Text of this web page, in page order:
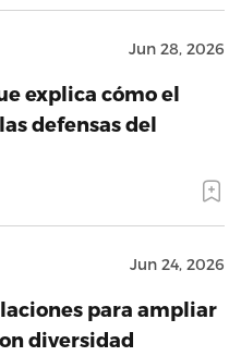
Jun 28, 2026
explica cómo el
defensas del
Jun 24, 2026
para ampliar
diversidad